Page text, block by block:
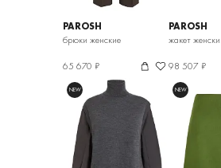
PAROSH
брюки женские
65 670 ₽
PAROSH
жакет
98 507 ₽
NEW NEW